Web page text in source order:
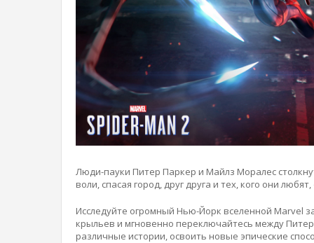
Люди-пауки Питер Паркер и Майлз Моралес
воли, спасая город, друг друга и тех, кого они
Исследуйте огромный Нью-Йорк вселенной Marvel
крыльев и мгновенно переключайтесь между
различные истории, освоить новые эпические